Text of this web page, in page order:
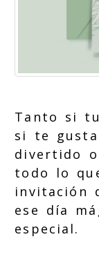
Tanto si
si te
divertido o
todo lo
invitación
ese día
especial.